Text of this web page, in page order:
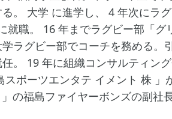
。 大学 に進学し、 4 年次にラ
就職。 16 年までラグビー部「
ラグビー部でコーチを務める。
。 19 年に組織コンサルティン
スポーツエンタテ イメント 株 」
」の福島ファイヤーボンズの副社